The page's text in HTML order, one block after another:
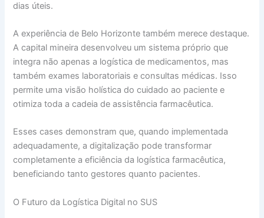
dias úteis.
A experiência de Belo Horizonte também merece destaque.
A capital mineira desenvolveu um sistema próprio que
integra não apenas a logística de medicamentos, mas
também exames laboratoriais e consultas médicas. Isso
permite uma visão holística do cuidado ao paciente e
otimiza toda a cadeia de assistência farmacêutica.
Esses cases demonstram que, quando implementada
adequadamente, a digitalização pode transformar
completamente a eficiência da logística farmacêutica,
beneficiando tanto gestores quanto pacientes.
O Futuro da Logística Digital no SUS